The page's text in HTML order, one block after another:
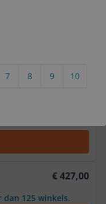
10
9
8
7 € 427,00
€ 427,00
125 winkels.